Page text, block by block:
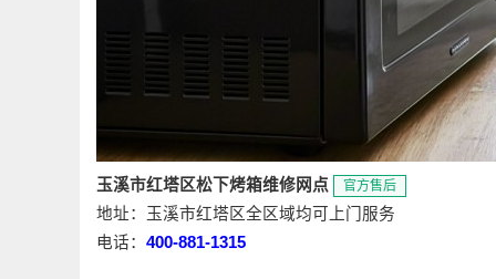
玉溪市红塔区松下烤箱维修网点 官方售后
地址：玉溪市红塔区全区域均可上门服务
电话： 400-881-1315